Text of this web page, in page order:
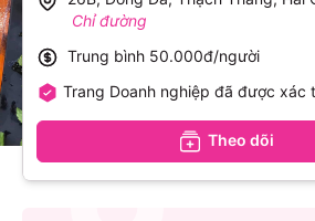
Chỉ đường
Trung bình 50.000đ/người
Trang Doanh nghiệp đã được xác
Theo dõi